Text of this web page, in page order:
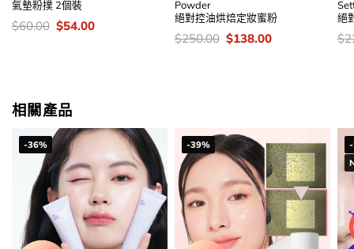
氣墊粉撲 2個裝
價
錢：
$60.00 Original
price
$54.00Current
Powder
絕對控油烘焙定妝蜜粉
價
錢：
$250.00 Original
price
$138.00Current
絕
價
錢
$
相關產品
-36% -39%